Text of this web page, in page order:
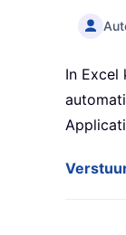
In Excel